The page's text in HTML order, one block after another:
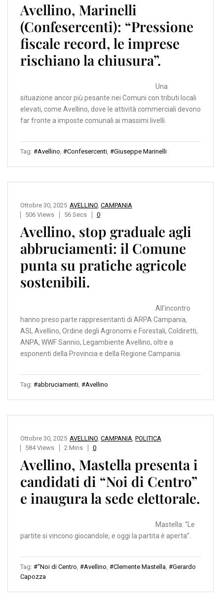
Avellino, Marinelli
(Confesercenti): “Pressione
fiscale record, le imprese
rischiano la chiusura”.
Una
situazione ancor più pesante nei Comuni con tributi locali
elevati, come Avellino, dove le attività commerciali devono
far fronte a imposte comunali ai massimi livelli.
Tag: #Avellino, #Confesercenti, #Giuseppe Marinelli
AVELLINO, CAMPANIA
Ottobre 30, 2025
506 Views
56 Secs 0
Avellino, stop graduale agli
abbruciamenti: il Comune
punta su pratiche agricole
sostenibili.
All’incontro
hanno preso parte rappresentanti di ARPA Campania,
ASL Avellino, Ordine degli Agronomi e Forestali, Coldiretti,
ANPA, WWF Sannio, Legambiente Avellino, oltre a
esponenti della Provincia e della Regione Campania.
Tag: #abbruciamenti, #Avellino
AVELLINO, CAMPANIA, POLITICA
Ottobre 30, 2025
584 Views
2 Mins 0
Avellino, Mastella presenta i
candidati di “Noi di Centro”
e inaugura la sede elettorale.
Mastella: “Le
partite si vincono giocandole, e oggi la partita è aperta”.
Tag: #“Noi di Centro, #Avellino, #Clemente Mastella, #Gerardo
Capozza